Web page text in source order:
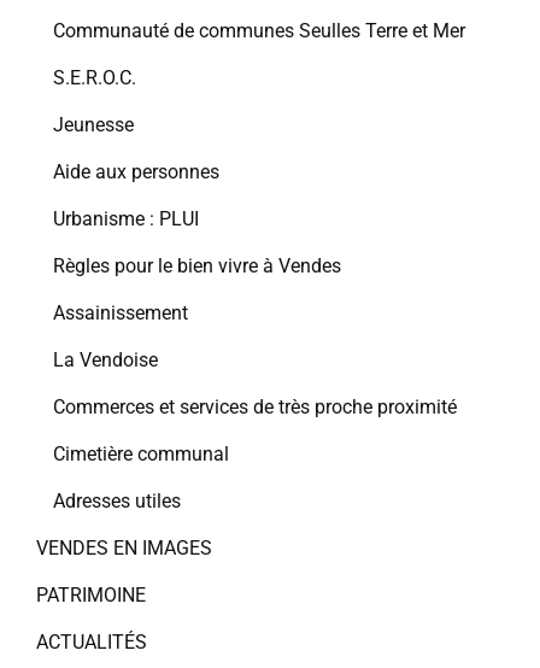
Communauté de communes Seulles Terre et Mer
S.E.R.O.C.
Jeunesse
Aide aux personnes
Urbanisme : PLUI
Règles pour le bien vivre à Vendes
Assainissement
La Vendoise
Commerces et services de très proche proximité
Cimetière communal
Adresses utiles
VENDES EN IMAGES
PATRIMOINE
ACTUALITÉS